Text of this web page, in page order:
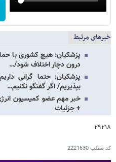
خبرهای مرتبط
پزشکیان: هیچ کشوری با
درون دچار اختلاف شود/…
پزشکیان: حتما گرانی
بپذیریم/ اگر گفتگو نکنیم‌…
خبر مهم عضو کمیسیون
+ جزئیات
۲۹۲۱۸
کد مطلب2221630